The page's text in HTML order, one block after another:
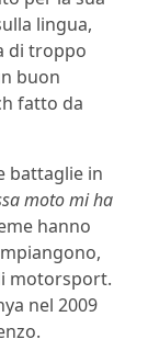
lingua,
di troppo
buon
fatto da
battaglie in
moto mi ha
hanno
motorsport.
nel 2009